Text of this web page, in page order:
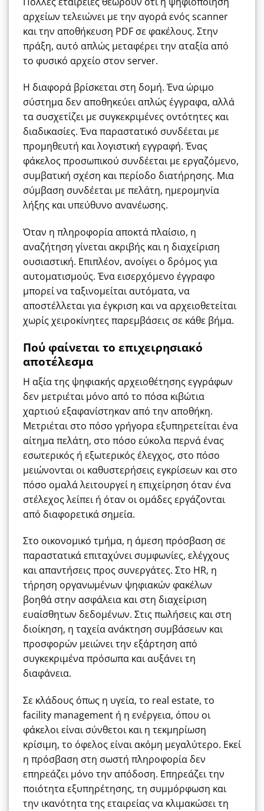
αρχείων τελειώνει με την αγορά ενός scanner
και την αποθήκευση PDF σε φακέλους. Στην
πράξη, αυτό απλώς μεταφέρει την αταξία από
το φυσικό αρχείο στον server.
Η διαφορά βρίσκεται στη δομή. Ένα ώριμο
σύστημα δεν αποθηκεύει απλώς έγγραφα, αλλά
τα συσχετίζει με συγκεκριμένες οντότητες και
διαδικασίες. Ένα παραστατικό συνδέεται με
προμηθευτή και λογιστική εγγραφή. Ένας
φάκελος προσωπικού συνδέεται με εργαζόμενο,
συμβατική σχέση και περίοδο διατήρησης. Μια
σύμβαση συνδέεται με πελάτη, ημερομηνία
λήξης και υπεύθυνο ανανέωσης.
Όταν η πληροφορία αποκτά πλαίσιο, η
αναζήτηση γίνεται ακριβής και η διαχείριση
ουσιαστική. Επιπλέον, ανοίγει ο δρόμος για
αυτοματισμούς. Ένα εισερχόμενο έγγραφο
μπορεί να ταξινομείται αυτόματα, να
αποστέλλεται για έγκριση και να αρχειοθετείται
χωρίς χειροκίνητες παρεμβάσεις σε κάθε βήμα.
Πού φαίνεται το επιχειρησιακό
αποτέλεσμα
Η αξία της ψηφιακής αρχειοθέτησης εγγράφων
δεν μετριέται μόνο από το πόσα κιβώτια
χαρτιού εξαφανίστηκαν από την αποθήκη.
Μετριέται στο πόσο γρήγορα εξυπηρετείται ένα
αίτημα πελάτη, στο πόσο εύκολα περνά ένας
εσωτερικός ή εξωτερικός έλεγχος, στο πόσο
μειώνονται οι καθυστερήσεις εγκρίσεων και στο
πόσο ομαλά λειτουργεί η επιχείρηση όταν ένα
στέλεχος λείπει ή όταν οι ομάδες εργάζονται
από διαφορετικά σημεία.
Στο οικονομικό τμήμα, η άμεση πρόσβαση σε
παραστατικά επιταχύνει συμφωνίες, ελέγχους
και απαντήσεις προς συνεργάτες. Στο HR, η
τήρηση οργανωμένων ψηφιακών φακέλων
βοηθά στην ασφάλεια και στη διαχείριση
ευαίσθητων δεδομένων. Στις πωλήσεις και στη
διοίκηση, η ταχεία ανάκτηση συμβάσεων και
προσφορών μειώνει την εξάρτηση από
συγκεκριμένα πρόσωπα και αυξάνει τη
διαφάνεια.
Σε κλάδους όπως η υγεία, το real estate, το
facility management ή η ενέργεια, όπου οι
φάκελοι είναι σύνθετοι και η τεκμηρίωση
κρίσιμη, το όφελος είναι ακόμη μεγαλύτερο. Εκεί
η πρόσβαση στη σωστή πληροφορία δεν
επηρεάζει μόνο την απόδοση. Επηρεάζει την
ποιότητα εξυπηρέτησης, τη συμμόρφωση και
την ικανότητα της εταιρείας να κλιμακώσει τη